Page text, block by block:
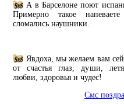
А в Барселоне поют
Примерно такое
сломались наушники.
Явдоха, мы желаем вам
от счастья глаз, души,
любви, здоровья и чудес!
Смс